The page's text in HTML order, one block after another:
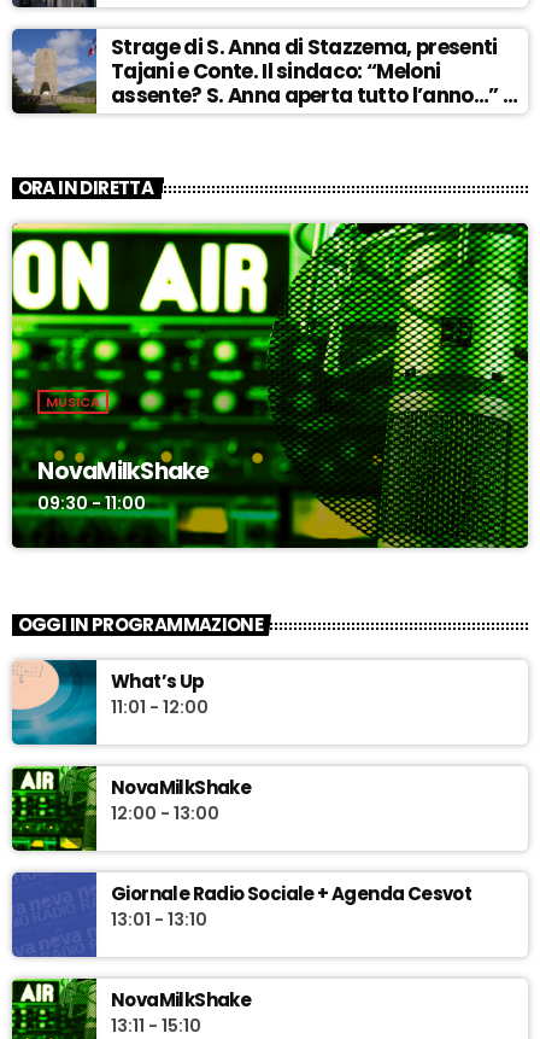
Strage di S. Anna di Stazzema, presenti
Tajani e Conte. Il sindaco: “Meloni
assente? S. Anna aperta tutto l’anno…” –
ASCOLTA
ORA IN DIRETTA
MUSICA
NovaMilkShake
09:30 - 11:00
OGGI IN PROGRAMMAZIONE
What’s Up
11:01 - 12:00
NovaMilkShake
12:00 - 13:00
Giornale Radio Sociale + Agenda Cesvot
13:01 - 13:10
NovaMilkShake
13:11 - 15:10